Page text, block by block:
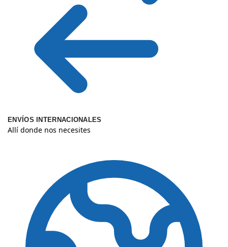
ENVÍOS INTERNACIONALES
Allí donde nos necesites